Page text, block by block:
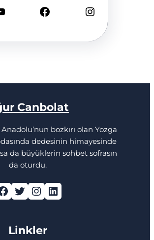
Facebook Instagram
Canbolat
Anadolu’nun bozkırı olan Yozga
dedesinin himayesinde
da büyüklerin sohbet sofrasın
da oturdu.
Twitter Instagram LinkedIn
Linkler